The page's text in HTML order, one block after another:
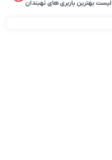
لیست بهترین باربری های نهبندان